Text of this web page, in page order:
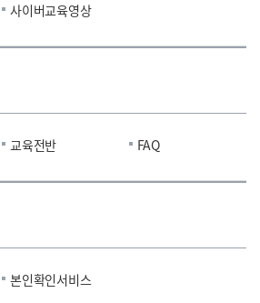
사이버교육영상
교육전반 FAQ
본인확인서비스